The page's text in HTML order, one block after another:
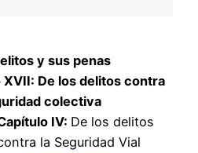
y sus penas
XVII: De los delitos contra
colectiva
IV: De los delitos
la Seguridad Vial